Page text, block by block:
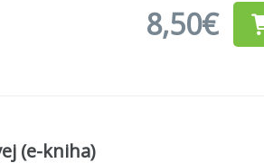
8,50€
(e-kniha)